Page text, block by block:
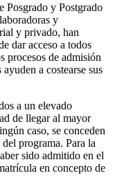
Posgrado y Postgrado
y
y privado, han
dar acceso a todos
procesos de admisión
a costearse sus
a un elevado
de llegar al mayor
caso, se conceden
programa. Para la
sido admitido en el
en concepto de